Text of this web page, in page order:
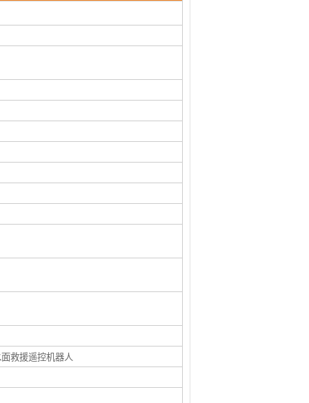
救援遥控机器人